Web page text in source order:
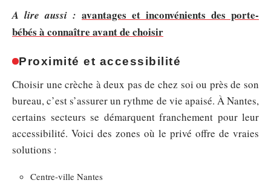
A lire aussi : avantages et inconvénients des porte-
bébés à connaître avant de choisir
Proximité et accessibilité
Choisir une crèche à deux pas de chez soi ou près de son
bureau, c’est s’assurer un rythme de vie apaisé. À Nantes,
certains secteurs se démarquent franchement pour leur
accessibilité. Voici des zones où le privé offre de vraies
solutions :
Centre-ville Nantes